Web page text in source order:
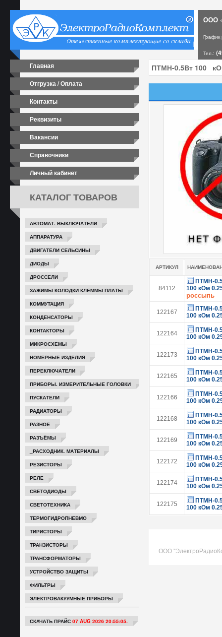
ООО
Тел.:
Главная
Отгрузка / Оплата
Контакты
Реквизиты
Вакансии
Справочники
Личный кабинет
КАТАЛОГ ТОВАРОВ
АВТОМАТ. ВЫКЛЮЧАТЕЛИ
АППАРАТУРА
ДВИГАТЕЛИ СЕЛЬСИНЫ
ДИОДЫ
ДРОССЕЛИ
ЗАЖИМЫ КОЛОДКИ КЛЕММЫ ПЛАТЫ
КОММУТАЦИЯ
КОНДЕНСАТОРЫ
КОНТАКТОРЫ
МИКРОСХЕМЫ
НОМЕРНЫЕ ИЗДЕЛИЯ
ПЕРЕКЛЮЧАТЕЛИ
ПРИБОРЫ. ИЗМЕРИТЕЛЬНЫЕ ГОЛОВКИ
ПУСКАТЕЛИ
РАДИАТОРЫ
РАЗНОЕ
РАЗЪЁМЫ
_РАСХОДНИК. МАТЕРИАЛЫ
РЕЗИСТОРЫ
РЕЛЕ
СВЕТОДИОДЫ
СВЕТОТЕХНИКА
ТЕРМОГИДРОПНЕВМО
ТИРИСТОРЫ
ТРАНЗИСТОРЫ
ТРАНСФОРМАТОРЫ
УСТРОЙСТВО ЗАЩИТЫ
ФИЛЬТРЫ
ЭЛЕКТРОВАКУУМНЫЕ ПРИБОРЫ
СКАЧАТЬ ПРАЙС 07 AUG 2026 20:55:05.
АРТИКУЛ
84112
ПТМН-
100 кОм
россыпь
122167
ПТМН-
100 кОм
122164
ПТМН-
100 кОм
122173
ПТМН-
100 кОм
122165
ПТМН-
100 кОм
122166
ПТМН-
100 кОм
122168
ПТМН-
100 кОм
122169
ПТМН-
100 кОм
122172
ПТМН-
100 кОм
122174
ПТМН-
100 кОм
122175
ПТМН-
100 кОм
ООО